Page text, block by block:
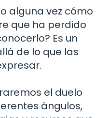
alguna vez cómo
que ha perdido
Es un
de lo que las
el duelo
ángulos,